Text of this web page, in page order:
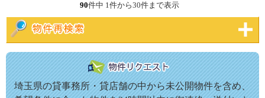
埼玉県の貸事務所・貸店舗の中から未公開物件を含め、
90件中 1件から30件まで表示